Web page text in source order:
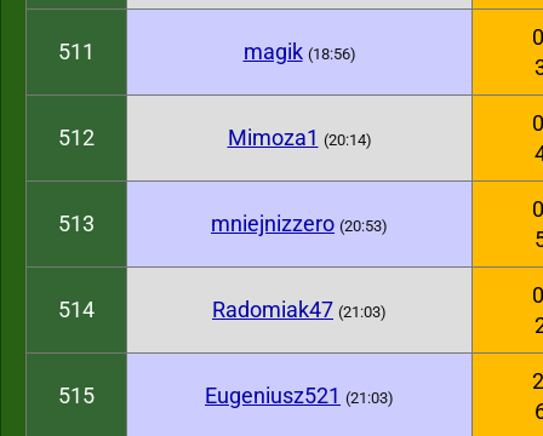
511 magik (18:56)
512 Mimoza1 (20:14)
513 mniejnizzero (20:53)
514 Radomiak47 (21:03)
515 Eugeniusz521 (21:03)